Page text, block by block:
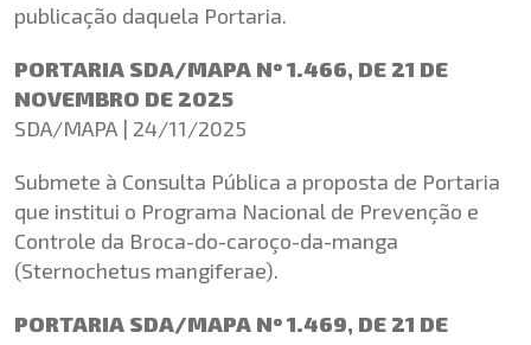
publicação daquela Portaria.
PORTARIA SDA/MAPA Nº 1.466, DE 21 DE
NOVEMBRO DE 2025
SDA/MAPA | 24/11/2025
Submete à Consulta Pública a proposta de Portaria
que institui o Programa Nacional de Prevenção e
Controle da Broca-do-caroço-da-manga
(Sternochetus mangiferae).
PORTARIA SDA/MAPA Nº 1.469, DE 21 DE